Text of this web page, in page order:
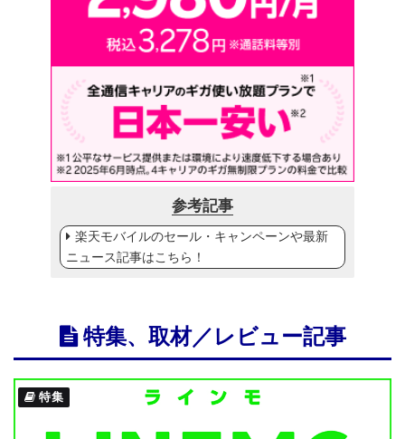
参考記事
楽天モバイルのセール・キャンペーンや最新
ニュース記事はこちら！
特集、取材／レビュー記事
特集